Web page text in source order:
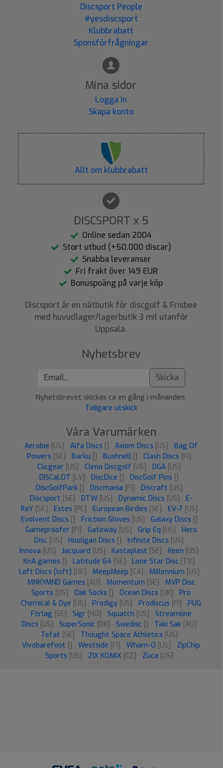
Discsport People
#yesdiscsport
Klubbrabatt
Sponsförfrågningar
Mina sidor
Logga in
Skapa konto
Allt om klubbrabatt
DISCSPORT x 5
Online sedan 2004
Stort utbud (+50.000 discar)
Snabba leveranser
Fri frakt över 149 EUR
Bonuspoäng på varje köp
Discsport är en nätbutik för discgolf & Frisbee
med huvudlager/lagerbutik 3 mil utanför
Uppsala.
Nyhetsbrev
Skicka
Nyhetsbrevet skickas ca en gång i månanden.
Tidigare utskick
Våra Varumärken
Aerobie [US] Alfa Discs [] Axiom Discs [US]
Bag Of
Powers [SE] Barku [] Bushnell [] Clash Discs [FI]
Clicgear [US] Climo Discgolf [US] DGA [US]
DISCaLOT [LV] DiscDice [] DiscGolf Pins []
DiscGolfPark [] Discmania [FI] Discraft [US]
Discsport [SE] DTW [US] Dynamic Discs [US]
E-
RaY [SE] Estes [PL] European Birdies [SE] EV-7 [US]
Evolvent Discs [] Friction Gloves [US] Galaxy Discs []
Gameproofer [FI] Gateway [US] Grip Eq [US]
Hero
Disc [US] Hooligan Discs [] Infinite Discs [US]
Innova [US] Jacquard [US] Kastaplast [SE] Keen [US]
KnA games [] Latitude 64 [SE] Lone Star Disc [TX]
Løft Discs (loft) [DE] MeepMeep [CA] Millennium [US]
MNKYMND Games [AU] Momentum [SE]
MVP Disc
Sports [US] Oak Socks [] Ocean Discs [UK]
Pro
Chemical & Dye [US] Prodigy [US] Prodiscus [FI]
PUG
Förlag [SE] Sigr [NO] Squatch [US]
Streamline
Discs [US] SuperSonic [DK] Swedisc [] Taki Sak [AU]
Tefat [SE] Thought Space Athletics [US]
Vivobarefoot [] Westside [FI] Wham-O [US]
ZipChip
Sports [US] ZIX KOMIX [CZ] Züca [US]